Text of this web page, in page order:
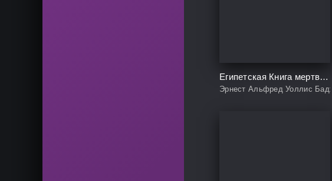
Египетская Книга мертвых
Эрнест Альфред Уоллис Бадж